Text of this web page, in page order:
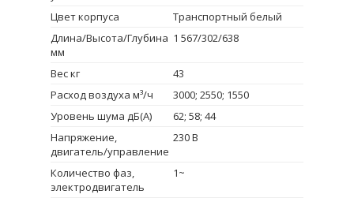
Цвет корпуса
Транспортный белый
Длина/Высота/Глубина
мм
1 567/302/638
Вес кг
43
Расход воздуха м³/ч
3000; 2550; 1550
Уровень шума дБ(А)
62; 58; 44
Напряжение,
двигатель/управление
230 В
Количество фаз,
электродвигатель
1~